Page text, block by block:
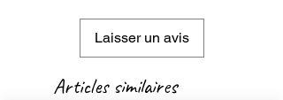
Laisser un avis
Articles similaires